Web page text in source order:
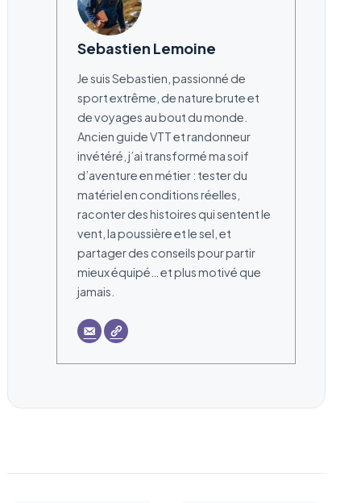
Sebastien Lemoine
Je suis Sebastien, passionné de
sport extrême, de nature brute et
de voyages au bout du monde.
Ancien guide VTT et randonneur
invétéré, j’ai transformé ma soif
d’aventure en métier : tester du
matériel en conditions réelles,
raconter des histoires qui sentent le
vent, la poussière et le sel, et
partager des conseils pour partir
mieux équipé… et plus motivé que
jamais.